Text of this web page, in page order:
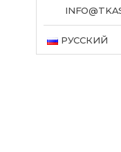
РУССКИЙ